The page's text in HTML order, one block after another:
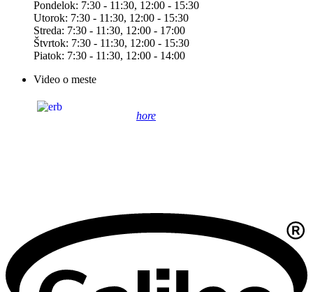
Pondelok: 7:30 - 11:30, 12:00 - 15:30
Utorok: 7:30 - 11:30, 12:00 - 15:30
Streda: 7:30 - 11:30, 12:00 - 17:00
Štvrtok: 7:30 - 11:30, 12:00 - 15:30
Piatok: 7:30 - 11:30, 12:00 - 14:00
Video o meste
hore